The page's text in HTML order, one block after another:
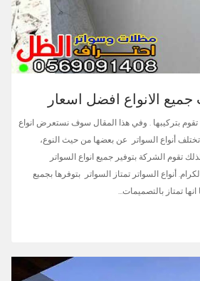
الانواع افضل اسعار
تقوم بتركيبها . وفي هذا المقال سوف نستعرض انواع
تختلف أنواع السواتر عن بعضها من حيث النوع،
تقوم الشركة بتوفير جميع انواع السواتر
أنواع السواتر تمتاز السواتر بتوفرها بجميع
انها تمتاز بالتصميمات…